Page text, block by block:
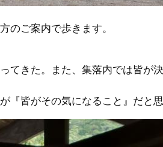
のご案内で歩きます。
てきた。また、集落内では皆が
『皆がその気になること』だと思